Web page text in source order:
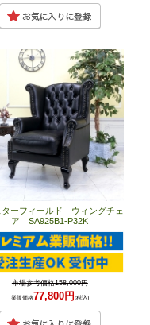
ターフィールド ウィングチェ
ア SA925B1-P32K
市場参考価格158,000円
業販価格77,800円 (税込)